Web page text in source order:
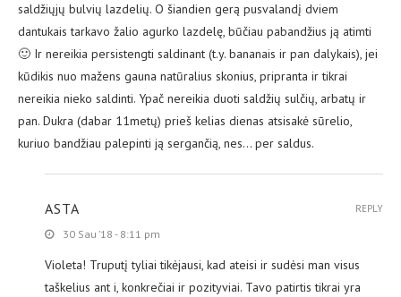
saldžiųjų bulvių lazdelių. O šiandien gerą pusvalandį dviem
dantukais tarkavo žalio agurko lazdelę, būčiau pabandžius ją atimti
🙂 Ir nereikia persistengti saldinant (t.y. bananais ir pan dalykais), jei
kūdikis nuo mažens gauna natūralius skonius, pripranta ir tikrai
nereikia nieko saldinti. Ypač nereikia duoti saldžių sulčių, arbatų ir
pan. Dukra (dabar 11metų) prieš kelias dienas atsisakė sūrelio,
kuriuo bandžiau palepinti ją sergančią, nes… per saldus.
ASTA
30 Sau ’18 - 8:11 pm
Violeta! Truputį tyliai tikėjausi, kad ateisi ir sudėsi man visus
taškelius ant i, konkrečiai ir pozityviai. Tavo patirtis tikrai yra
REPLY